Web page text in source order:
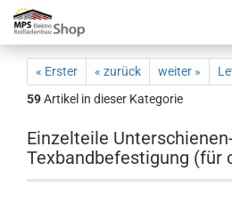
« Erster « zurück weiter »
59Artikel in dieser Kategorie
Einzelteile
Texbandbefestigung (für